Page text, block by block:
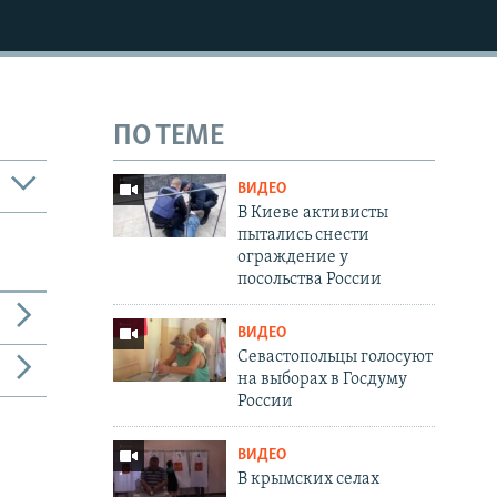
ПО ТЕМЕ
ВИДЕО
В Киеве активисты
пытались снести
ограждение у
посольства России
ВИДЕО
Севастопольцы голосуют
на выборах в Госдуму
России
ВИДЕО
В крымских селах